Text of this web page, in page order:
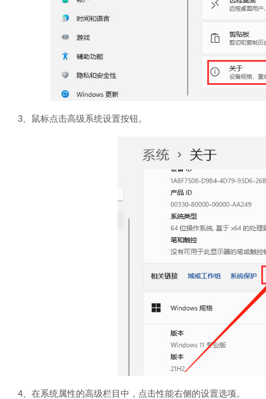
3、鼠标点击高级系统设置按钮。
4、在系统属性的高级栏目中，点击性能右侧的设置选项。